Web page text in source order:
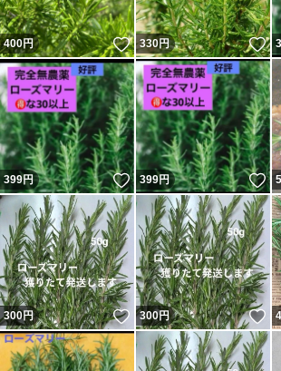
400円 いいね！
330円
399円 いいね！
399円
300円 いいね！
300円